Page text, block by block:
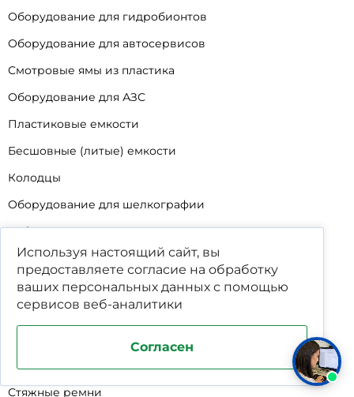
Оборудование для гидробионтов
Оборудование для автосервисов
Смотровые ямы из пластика
Оборудование для АЗС
Пластиковые емкости
Бесшовные (литые) емкости
Колодцы
Оборудование для шелкографии
Кабины для промывки и напыления
Технические мойки
Биопрепараты
Сигнализатор уровня
Подставка под жироуловители
Фильтр-мешки для пескоуловителей
Стяжные ремни
Используя настоящий сайт, вы
предоставляете согласие на обработку
ваших персональных данных с помощью
сервисов веб-аналитики
Согласен